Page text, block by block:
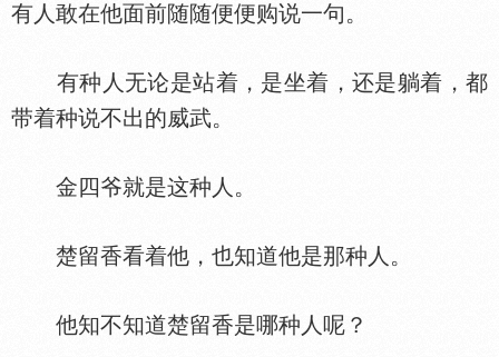
有人敢在他面前随随便便购说一句。
有种人无论是站着，是坐着，还是躺着，都
带着种说不出的威武。
金四爷就是这种人。
楚留香看着他，也知道他是那种人。
他知不知道楚留香是哪种人呢？